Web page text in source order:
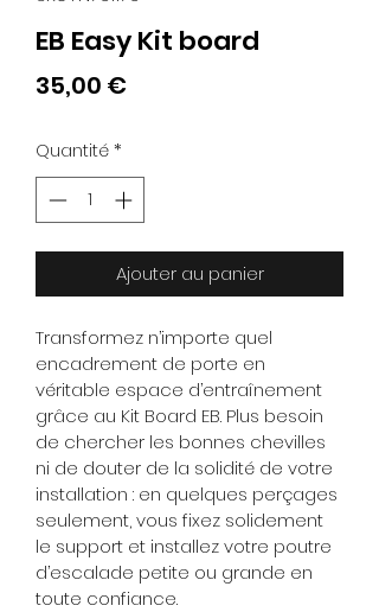
EB Easy Kit board
35,00 €Prix
Quantité*
Ajouter au panier
Transformez n’importe quel
encadrement de porte en
véritable espace d’entraînement
grâce au Kit Board EB. Plus besoin
de chercher les bonnes chevilles
ni de douter de la solidité de votre
installation : en quelques perçages
seulement, vous fixez solidement
le support et installez votre poutre
d’escalade petite ou grande en
toute confiance.